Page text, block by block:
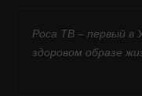
Роса ТВ – первый в
здоровом образе